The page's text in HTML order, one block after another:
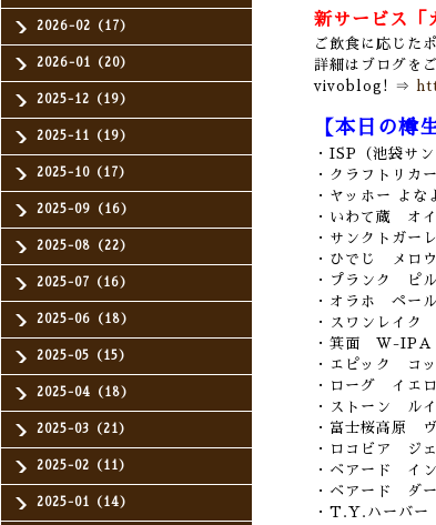
2026-02（17）
2026-01（20）
2025-12（19）
2025-11（19）
2025-10（17）
2025-09（16）
2025-08（22）
2025-07（16）
2025-06（18）
2025-05（15）
2025-04（18）
2025-03（21）
2025-02（11）
2025-01（14）
新サービス「
ご飲食に応じた
詳細はブログを
vivoblog! ⇒
【本日の樽
・ISP（池袋サ
・クラフトリカ
・ヤッホー よな
・いわて蔵 オ
・サンクトガー
・ひでじ メロ
・プランク ピ
・オラホ ペー
・スワンレイ
・箕面 W-IPA
・エピック コ
・ローグ イエ
・ストーン ル
・富士桜高原
・ロコビア ジ
・ベアード イ
・ベアード ダ
・T.Y.ハーバ